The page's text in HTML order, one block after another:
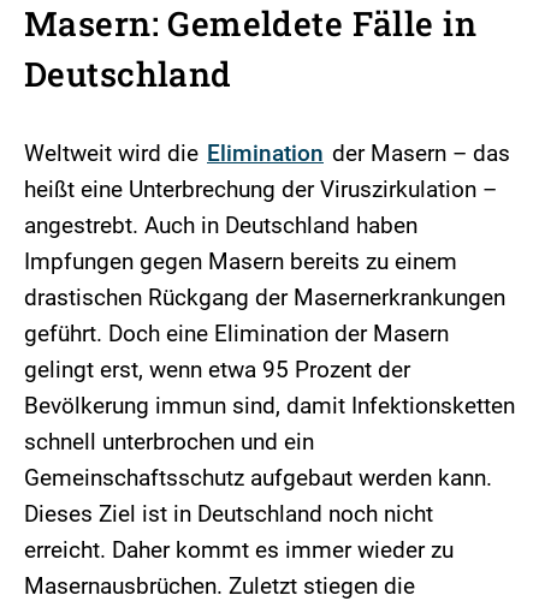
Masern: Gemeldete Fälle in
Deutschland
Weltweit wird die Elimination der Masern – das
heißt eine Unterbrechung der Viruszirkulation –
angestrebt. Auch in Deutschland haben
Impfungen gegen Masern bereits zu einem
drastischen Rückgang der Masernerkrankungen
geführt. Doch eine Elimination der Masern
gelingt erst, wenn etwa 95 Prozent der
Bevölkerung immun sind, damit Infektionsketten
schnell unterbrochen und ein
Gemeinschaftsschutz aufgebaut werden kann.
Dieses Ziel ist in Deutschland noch nicht
erreicht. Daher kommt es immer wieder zu
Masernausbrüchen. Zuletzt stiegen die